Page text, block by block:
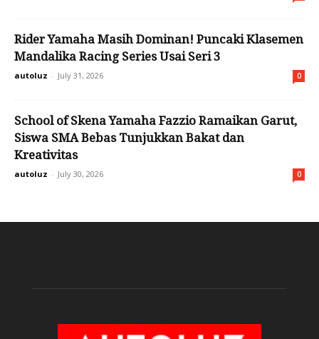
Rider Yamaha Masih Dominan! Puncaki Klasemen
Mandalika Racing Series Usai Seri 3
autoluz - July 31, 2026 0
School of Skena Yamaha Fazzio Ramaikan Garut,
Siswa SMA Bebas Tunjukkan Bakat dan
Kreativitas
autoluz - July 30, 2026 0